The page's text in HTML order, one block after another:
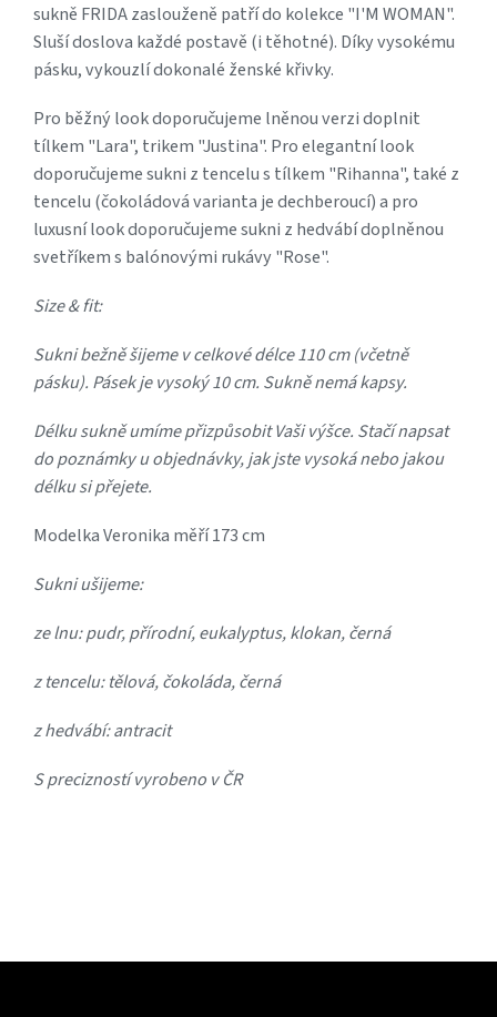
sukně FRIDA zaslouženě patří do kolekce "I'M WOMAN".
Sluší doslova každé postavě (i těhotné). Díky vysokému
pásku, vykouzlí dokonalé ženské křivky.
Pro běžný look doporučujeme lněnou verzi doplnit
tílkem "Lara", trikem "Justina". Pro elegantní look
doporučujeme sukni z tencelu s tílkem "Rihanna", také z
tencelu (čokoládová varianta je dechberoucí) a pro
luxusní look doporučujeme sukni z hedvábí doplněnou
svetříkem s balónovými rukávy "Rose".
Size & fit:
Sukni bežně šijeme v celkové délce 110 cm (včetně
pásku). Pásek je vysoký 10 cm. Sukně nemá kapsy.
Délku sukně umíme přizpůsobit Vaši výšce. Stačí napsat
do poznámky u objednávky, jak jste vysoká nebo jakou
délku si přejete.
Modelka Veronika měří 173 cm
Sukni ušijeme:
ze lnu: pudr, přírodní, eukalyptus, klokan, černá
z tencelu: tělová, čokoláda, černá
z hedvábí: antracit
S precizností vyrobeno v ČR